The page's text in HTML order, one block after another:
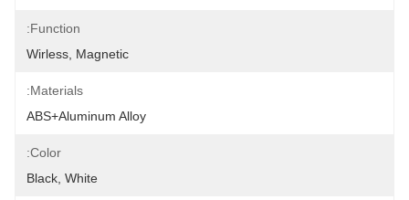
Function:
Wirless, Magnetic
Materials:
ABS+Aluminum Alloy
Color:
Black, White